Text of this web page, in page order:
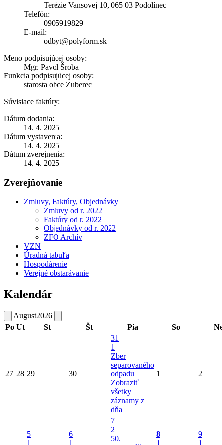
Terézie Vansovej 10, 065 03 Podolínec
Telefón:
0905919829
E-mail:
odbyt@polyform.sk
Meno podpisujúcej osoby:
Mgr. Pavol Šroba
Funkcia podpisujúcej osoby:
starosta obce Zuberec
Súvisiace faktúry:
Dátum dodania:
14. 4. 2025
Dátum vystavenia:
14. 4. 2025
Dátum zverejnenia:
14. 4. 2025
Zverejňovanie
Zmluvy, Faktúry, Objednávky
Zmluvy od r. 2022
Faktúry od r. 2022
Objednávky od r. 2022
ZFO Archív
VZN
Úradná tabuľa
Hospodárenie
Verejné obstarávanie
Kalendár
August2026
Po Ut St Št Pia So
27 28 29 30
31
1
Zber
separovaného
odpadu
Zobraziť
všetky
záznamy z
dňa
1 2
5
1
6
1
7
2
50.
8
1
9
1